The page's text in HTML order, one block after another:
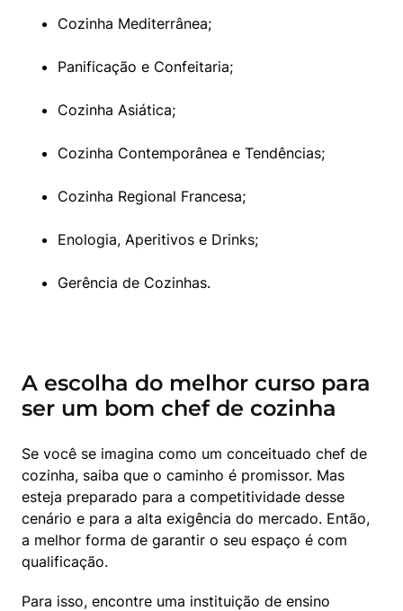
Cozinha Mediterrânea;
Panificação e Confeitaria;
Cozinha Asiática;
Cozinha Contemporânea e Tendências;
Cozinha Regional Francesa;
Enologia, Aperitivos e Drinks;
Gerência de Cozinhas.
A escolha do melhor curso para
ser um bom chef de cozinha
Se você se imagina como um conceituado chef de
cozinha, saiba que o caminho é promissor. Mas
esteja preparado para a competitividade desse
cenário e para a alta exigência do mercado. Então,
a melhor forma de garantir o seu espaço é com
qualificação.
Para isso, encontre uma instituição de ensino